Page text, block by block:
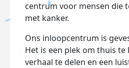
centrum voor mensen die
met kanker.
Ons inloopcentrum is
Het is een plek om thuis te
verhaal te delen en een